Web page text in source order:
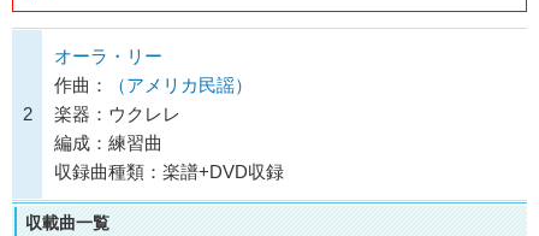
2
オーラ・リー
作曲：
（アメリカ民謡）
楽器：ウクレレ
編成：練習曲
収録曲種類：楽譜+DVD収録
収載曲一覧